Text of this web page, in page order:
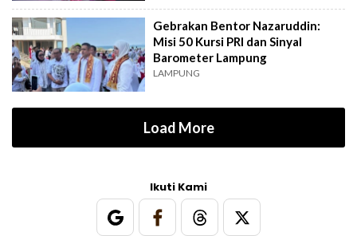
Gebrakan Bentor Nazaruddin:
Misi 50 Kursi PRI dan Sinyal
Barometer Lampung
LAMPUNG
Load More
Ikuti Kami